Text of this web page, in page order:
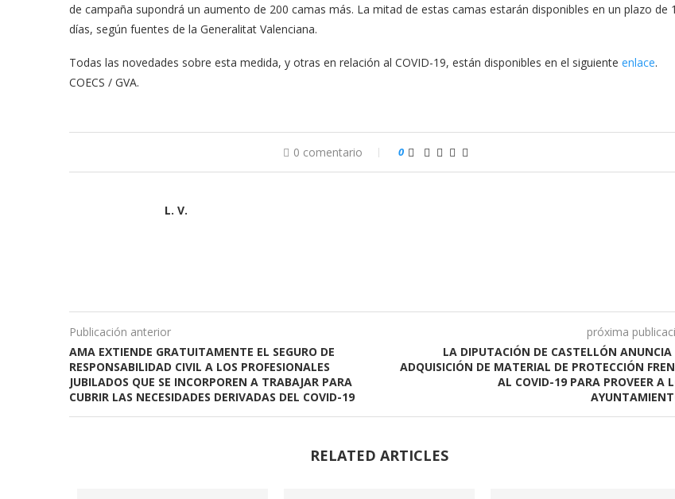
de campaña supondrá un aumento de 200 camas más. La mitad de estas camas estarán disponibles en un plazo de
días, según fuentes de la Generalitat Valenciana.
Todas las novedades sobre esta medida, y otras en relación al COVID-19, están disponibles en el siguiente enlace.
COECS / GVA.
0 comentario 0
L. V.
Publicación anterior
AMA EXTIENDE GRATUITAMENTE EL SEGURO DE
RESPONSABILIDAD CIVIL A LOS PROFESIONALES
JUBILADOS QUE SE INCORPOREN A TRABAJAR PARA
CUBRIR LAS NECESIDADES DERIVADAS DEL COVID-19
próxima
LA DIPUTACIÓN DE CASTELLÓN
ADQUISICIÓN DE MATERIAL DE PROTECCIÓN
AL COVID-19 PARA PROVEER A
RELATED ARTICLES